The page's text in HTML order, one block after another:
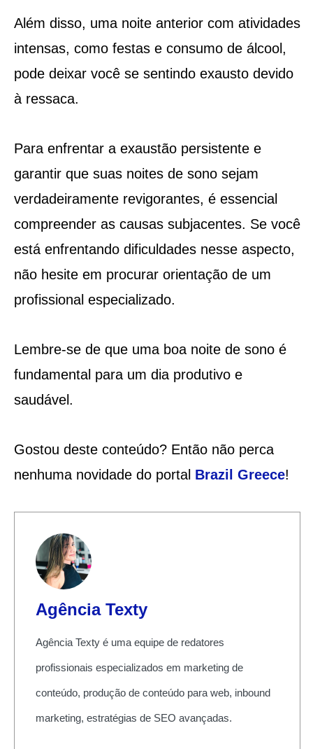
Além disso, uma noite anterior com atividades
intensas, como festas e consumo de álcool,
pode deixar você se sentindo exausto devido
à ressaca.
Para enfrentar a exaustão persistente e
garantir que suas noites de sono sejam
verdadeiramente revigorantes, é essencial
compreender as causas subjacentes. Se você
está enfrentando dificuldades nesse aspecto,
não hesite em procurar orientação de um
profissional especializado.
Lembre-se de que uma boa noite de sono é
fundamental para um dia produtivo e
saudável.
Gostou deste conteúdo? Então não perca
nenhuma novidade do portal Brazil Greece!
Agência Texty
Agência Texty é uma equipe de redatores
profissionais especializados em marketing de
conteúdo, produção de conteúdo para web, inbound
marketing, estratégias de SEO avançadas.